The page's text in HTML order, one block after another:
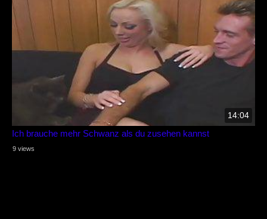
14:04
Ich brauche mehr Schwanz als du zusehen kannst
9 views